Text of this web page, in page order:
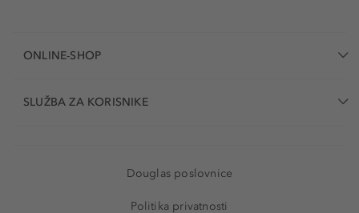
ONLINE-SHOP
SLUŽBA ZA KORISNIKE
Douglas poslovnice
Politika privatnosti